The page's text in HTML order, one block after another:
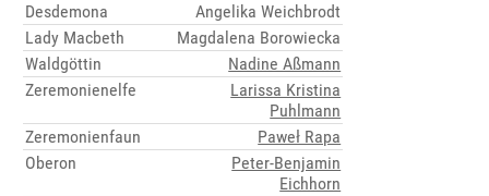
Desdemona
Angelika Weichbrodt
Lady Macbeth
Magdalena Borowiecka
Waldgöttin
Nadine Aßmann
Zeremonienelfe
Larissa Kristina
Puhlmann
Zeremonienfaun
Paweł Rapa
Oberon
Peter-Benjamin
Eichhorn